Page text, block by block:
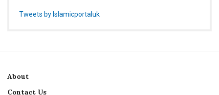
Tweets by Islamicportaluk
About
Contact Us